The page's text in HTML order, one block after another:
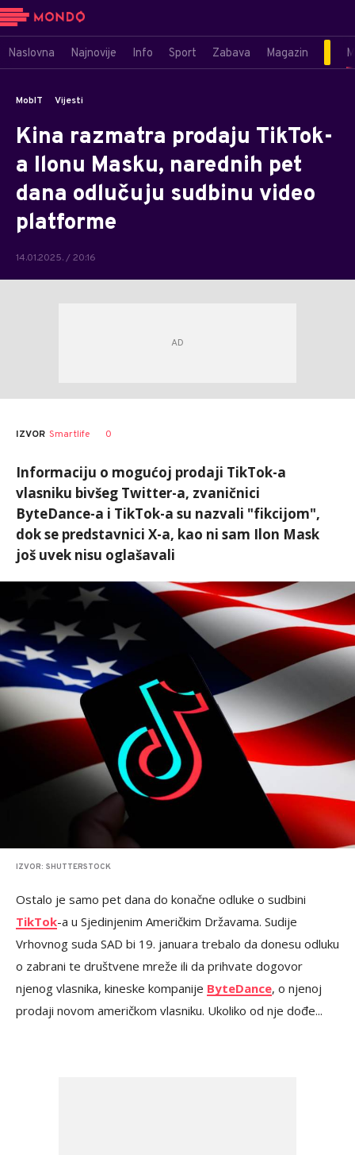
Naslovna Najnovije Info Sport Zabava Magazin
MobIT Vijesti
Kina razmatra prodaju TikTok-
a Ilonu Masku, narednih pet
dana odlučuju sudbinu video
platforme
14.01.2025. / 20:16
IZVOR Smartlife 0
Informaciju o mogućoj prodaji TikTok-a
vlasniku bivšeg Twitter-a, zvaničnici
ByteDance-a i TikTok-a su nazvali "fikcijom",
dok se predstavnici X-a, kao ni sam Ilon Mask
još uvek nisu oglašavali
IZVOR: SHUTTERSTOCK
Ostalo je samo pet dana do konačne odluke o sudbini
TikTok-a u Sjedinjenim Američkim Državama. Sudije
Vrhovnog suda SAD bi 19. januara trebalo da donesu odluku
o zabrani te društvene mreže ili da prihvate dogovor
njenog vlasnika, kineske kompanije ByteDance, o njenoj
prodaji novom američkom vlasniku. Ukoliko od nje dođe...